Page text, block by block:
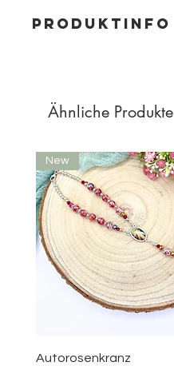
PRODUKTINFO
Metallfarbe: silber
Ähnliche Produkte
New
Autorosenkranz